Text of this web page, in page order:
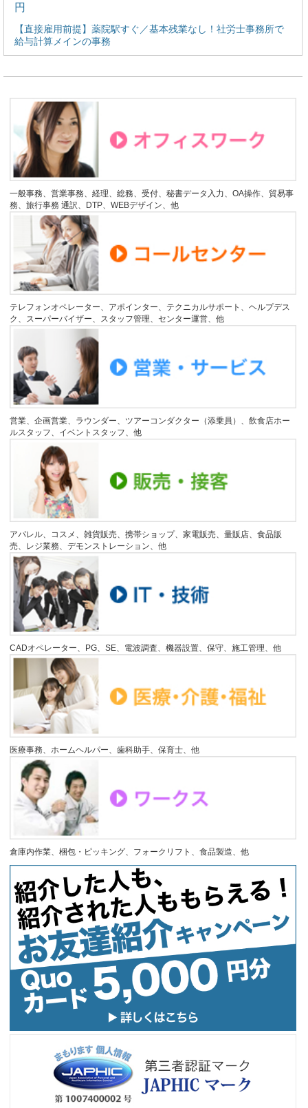
円
【直接雇用前提】薬院駅すぐ／基本残業なし！社労士事務所で
給与計算メインの事務
一般事務、営業事務、経理、総務、受付、秘書データ入力、OA操作、貿易事
務、旅行事務 通訳、DTP、WEBデザイン、他
テレフォンオペレーター、アポインター、テクニカルサポート、ヘルプデス
ク、スーパーバイザー、スタッフ管理、センター運営、他
営業、企画営業、ラウンダー、ツアーコンダクター（添乗員）、飲食店ホー
ルスタッフ、イベントスタッフ、他
アパレル、コスメ、雑貨販売、携帯ショップ、家電販売、量販店、食品販
売、レジ業務、デモンストレーション、他
CADオペレーター、PG、SE、電波調査、機器設置、保守、施工管理、他
医療事務、ホームヘルパー、歯科助手、保育士、他
倉庫内作業、梱包・ピッキング、フォークリフト、食品製造、他